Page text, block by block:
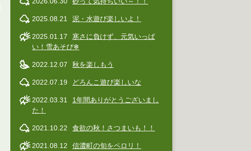
2025.08.21 泥・水遊び楽しいよ！
2025.01.17
寒さに負けず、元気いっぱ
い！雪あそび❄
2022.12.07 秋を楽しもう
2022.07.19 どろんこ遊び楽しいな
2022.03.31
1年間ありがとうございまし
た！
2021.10.22 食欲の秋！さつまいも！！
2021.08.12 信濃町の旬をペロリ！